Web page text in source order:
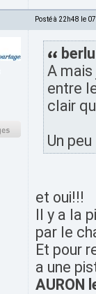
Posté à 22h48 le
A mais
entre
clair
Un
et oui!!!
Il y a la
par le
Et pour
a une
AURON